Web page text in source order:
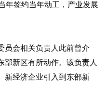
年签约当年动工，产业发展
员会相关负责人此前曾介
新区有所动作。该负责人
新经济企业引入到东部新